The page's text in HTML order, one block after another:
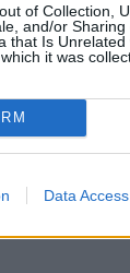
of Collection,
and/or Sharing
that Is Unrelated
it was
Data Access